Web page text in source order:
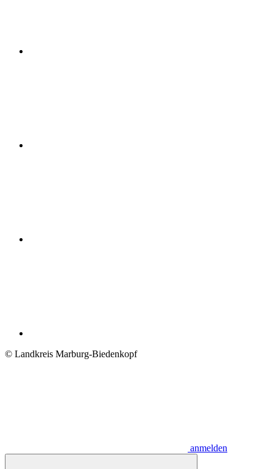
© Landkreis Marburg-Biedenkopf
anmelden